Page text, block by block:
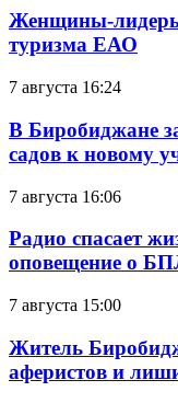
Женщины-
туризма ЕАО
7 августа 16:24
В Биробиджане
садов к новому
7 августа 16:06
Радио спасает
оповещение о
7 августа 15:00
Житель
аферистов и